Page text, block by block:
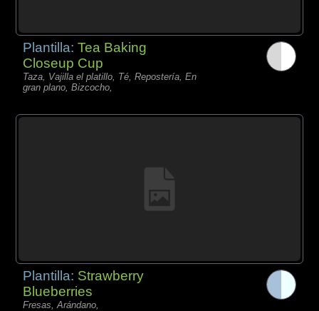
Plantilla:Tea Baking
Closeup Cup
Taza, Vajilla el platillo, Té, Repostería, En
gran plano, Bizcocho,
Plantilla: Strawberry
Blueberries
Fresas, Arándano,